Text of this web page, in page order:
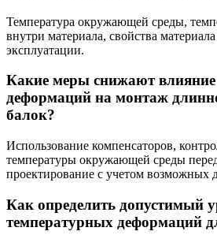
Температура окружающей среды,
внутри материала, свойства
эксплуатации.
Какие меры снижают
деформаций на монтаж
балок?
Использование компенсаторов,
температуры окружающей среды
проектирование с учетом возможных
Как определить допустимый
температурных деформаций